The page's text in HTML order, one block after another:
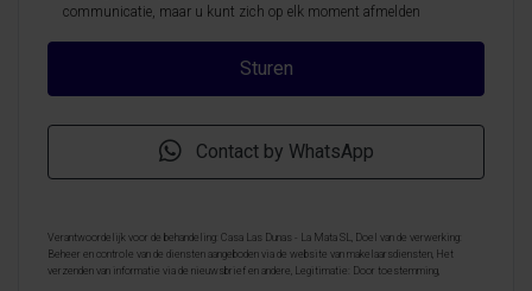
communicatie, maar u kunt zich op elk moment afmelden
Contact by WhatsApp
Verantwoordelijk voor de behandeling: Casa Las Dunas - La Mata SL, Doel van de verwerking:
Beheer en controle van de diensten aangeboden via de website van makelaarsdiensten, Het
verzenden van informatie via de nieuwsbrief en andere, Legitimatie: Door toestemming,